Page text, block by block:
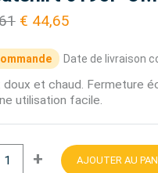
€ 44,65
Date de livraison
et chaud. Fermeture
utilisation facile.
+ AJOUTER AU